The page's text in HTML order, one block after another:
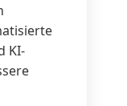
KI-